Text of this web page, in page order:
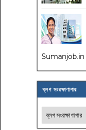
Sumanjob.in
ব্লগ সংরক্ষাণাগার